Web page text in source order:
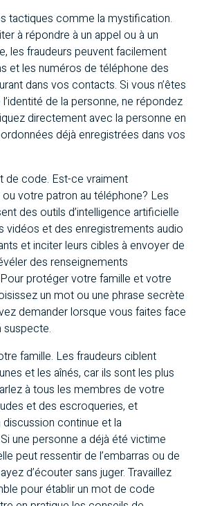
tactiques comme la mystification.
à répondre à un appel ou à un
les fraudeurs peuvent facilement
et les numéros de téléphone des
dans vos contacts. Si vous n’êtes
de la personne, ne répondez
directement avec la personne en
déjà enregistrées dans vos
de code. Est-ce vraiment
votre patron au téléphone? Les
des outils d’intelligence artificielle
vidéos et des enregistrements audio
et inciter leurs cibles à envoyer de
des renseignements
protéger votre famille et votre
un mot ou une phrase secrète
demander lorsque vous faites face
suspecte.
famille. Les fraudeurs ciblent
et les aînés, car ils sont les plus
à tous les membres de votre
et des escroqueries, et
continue et la
une personne a déjà été victime
peut ressentir de l’embarras ou de
d’écouter sans juger. Travaillez
pour établir un mot de code